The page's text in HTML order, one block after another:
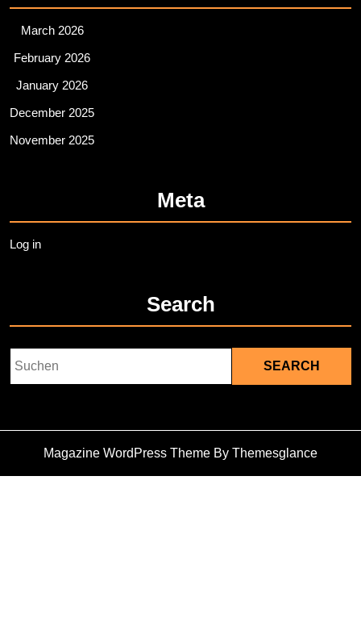
March 2026
February 2026
January 2026
December 2025
November 2025
Meta
Log in
Search
Magazine WordPress Theme By Themesglance